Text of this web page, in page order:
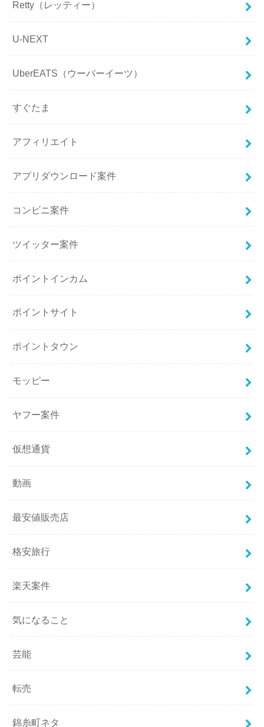
Retty（レッティー）
U-NEXT
UberEATS（ウーバーイーツ）
すぐたま
アフィリエイト
アプリダウンロード案件
コンビニ案件
ツイッター案件
ポイントインカム
ポイントサイト
ポイントタウン
モッピー
ヤフー案件
仮想通貨
動画
最安値販売店
格安旅行
楽天案件
気になること
芸能
転売
錦糸町ネタ